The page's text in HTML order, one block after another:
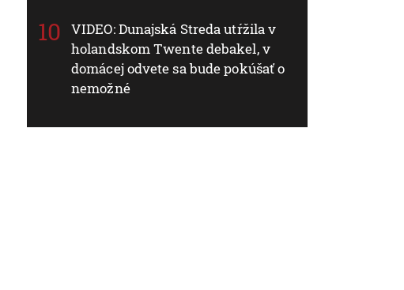
VIDEO: Dunajská Streda utŕžila v
holandskom Twente debakel, v
domácej odvete sa bude pokúšať o
nemožné